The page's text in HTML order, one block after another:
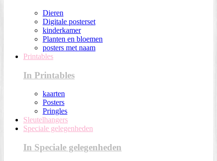
Dieren
Digitale posterset
kinderkamer
Planten en bloemen
posters met naam
Printables
In Printables
kaarten
Posters
Pringles
Sleutelhangers
Speciale gelegenheden
In Speciale gelegenheden